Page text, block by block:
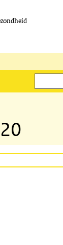
Zoeken